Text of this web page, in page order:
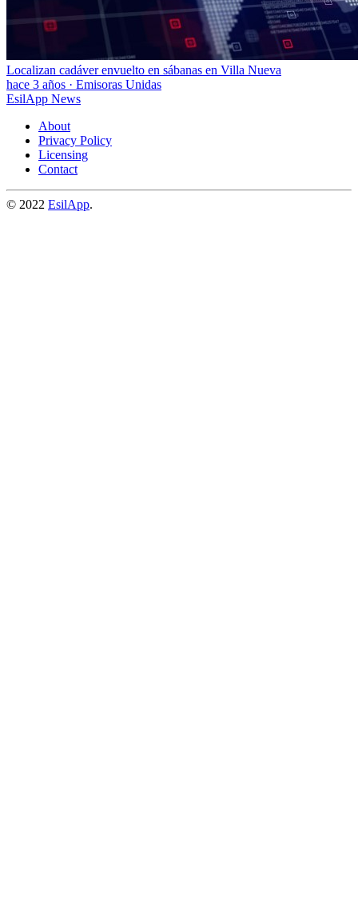
Localizan cadáver envuelto en sábanas en Villa Nueva
hace 3 años · Emisoras Unidas
EsilApp News
About
Privacy Policy
Licensing
Contact
© 2022 EsilApp.